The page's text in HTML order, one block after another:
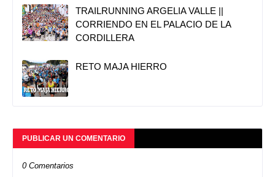
TRAILRUNNING ARGELIA VALLE ||
CORRIENDO EN EL PALACIO DE LA
CORDILLERA
RETO MAJA HIERRO
PUBLICAR UN COMENTARIO
0 Comentarios